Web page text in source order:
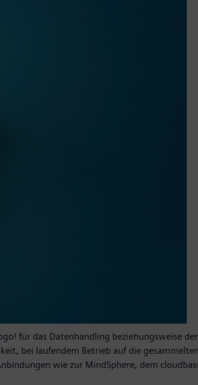
für das Datenhandling beziehungsweise
bei laufendem Betrieb auf die
wie zur MindSphere, dem